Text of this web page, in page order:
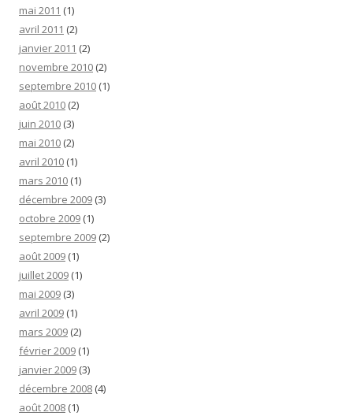
mai 2011 (1)
avril 2011 (2)
janvier 2011 (2)
novembre 2010 (2)
septembre 2010 (1)
août 2010 (2)
juin 2010 (3)
mai 2010 (2)
avril 2010 (1)
mars 2010 (1)
décembre 2009 (3)
octobre 2009 (1)
septembre 2009 (2)
août 2009 (1)
juillet 2009 (1)
mai 2009 (3)
avril 2009 (1)
mars 2009 (2)
février 2009 (1)
janvier 2009 (3)
décembre 2008 (4)
août 2008 (1)